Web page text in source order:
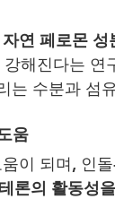
자연 페로몬 성
해진다는 연
는 수분과 섬
움
이 되며, 인
론의 활동성